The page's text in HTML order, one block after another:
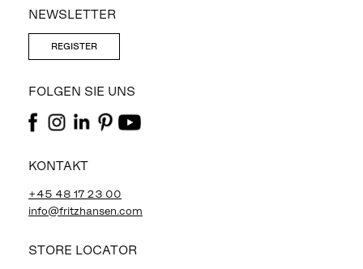
NEWSLETTER
REGISTER
FOLGEN SIE UNS
KONTAKT
+45 48 17 23 00
info@fritzhansen.com
STORE LOCATOR